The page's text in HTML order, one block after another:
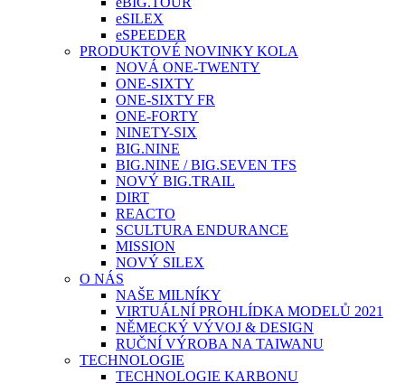
eSILEX
eSPEEDER
PRODUKTOVÉ NOVINKY KOLA
NOVÁ ONE-TWENTY
ONE-SIXTY
ONE-SIXTY FR
ONE-FORTY
NINETY-SIX
BIG.NINE
BIG.NINE / BIG.SEVEN TFS
NOVÝ BIG.TRAIL
DIRT
REACTO
SCULTURA ENDURANCE
MISSION
NOVÝ SILEX
O NÁS
NAŠE MILNÍKY
VIRTUÁLNÍ PROHLÍDKA MODELŮ 2021
NĚMECKÝ VÝVOJ & DESIGN
RUČNÍ VÝROBA NA TAIWANU
TECHNOLOGIE
TECHNOLOGIE KARBONU